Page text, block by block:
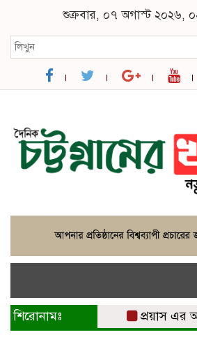
শুক্রবার, ০৭ অগাস্ট ২০২৬,
শিরোনামঃ প্রয়াস এর